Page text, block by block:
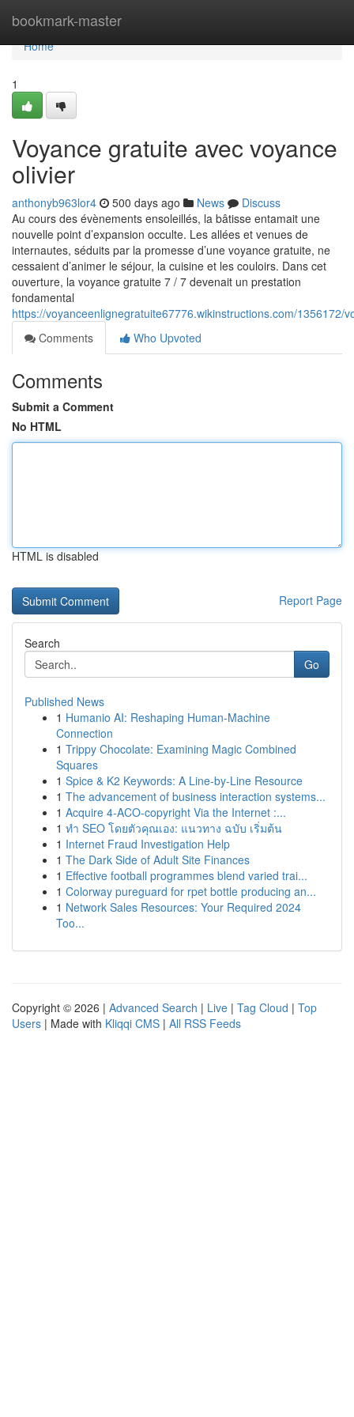
bookmark-master
Home
Home
1
Voyance gratuite avec voyance
olivier
anthonyb963lor4 500 days ago News
Discuss
Au cours des évènements ensoleillés, la bâtisse entamait une
nouvelle point d’expansion occulte. Les allées et venues de
internautes, séduits par la promesse d’une voyance gratuite, ne
cessaient d’animer le séjour, la cuisine et les couloirs. Dans cet
ouverture, la voyance gratuite 7 / 7 devenait un prestation
fondamental
https://voyanceenlignegratuite67776.wikinstructions.com/1356172/
Comments
Who Upvoted
Comments
Submit a Comment
No HTML
HTML is disabled
Report Page
Search
Go
Published News
1 Humanio AI: Reshaping Human-Machine
Connection
1 Trippy Chocolate: Examining Magic Combined
Squares
1 Spice & K2 Keywords: A Line-by-Line Resource
1 The advancement of business interaction systems...
1 Acquire 4-ACO-copyright Via the Internet :...
1 ทำ SEO โดยตัวคุณเอง: แนวทาง ฉบับ เริ่มต้น
1 Internet Fraud Investigation Help
1 The Dark Side of Adult Site Finances
1 Effective football programmes blend varied trai...
1 Colorway pureguard for rpet bottle producing an...
1 Network Sales Resources: Your Required 2024
Too...
Copyright © 2026 | Advanced Search | Live | Tag Cloud | Top
Users | Made with Kliqqi CMS | All RSS Feeds